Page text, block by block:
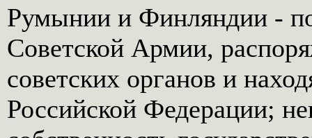
Румынии и Финляндии -
Советской Армии,
советских органов и
Российской Федерации;